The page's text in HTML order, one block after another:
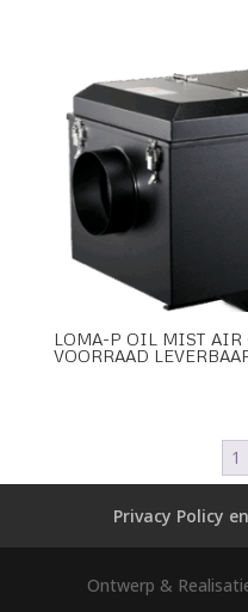
LOMA-P OIL MIST AIR
VOORRAAD
1
Privacy Policy
Ontwerp &